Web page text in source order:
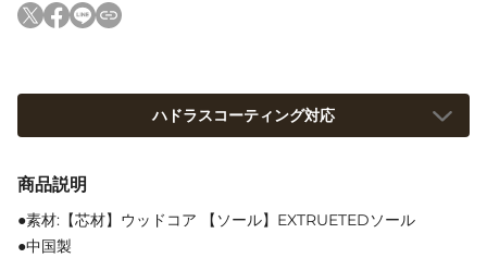
ハドラスコーティング対応
商品説明
●素材:【芯材】ウッドコア 【ソール】EXTRUETEDソール
●中国製